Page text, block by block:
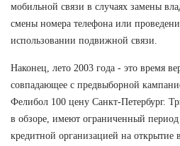
мобильной связи в случаях замены
смены номера телефона или
использовании подвижной связи.
Наконец, лето 2003 года - это время
совпадающее с предвыборной
Фелибол 100 цену Санкт-Петербург.
в обзоре, имеют ограниченный
кредитной организацией на открытие